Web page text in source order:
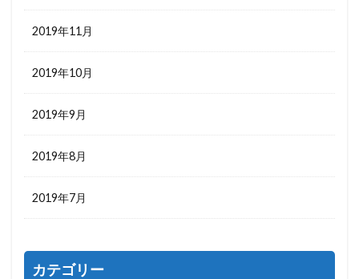
2019年11月
2019年10月
2019年9月
2019年8月
2019年7月
カテゴリー